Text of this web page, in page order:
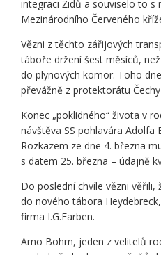
integraci Židů a souviselo to s
Mezinárodního Červeného
Vězni z těchto zářijových
táboře držení šest měsíců,
do plynových komor. Toho
převážně z protektorátu
Konec „poklidného“ života v
návštěva SS pohlavára Adolfa
Rozkazem ze dne 4. března
s datem 25. března – údajně
Do poslední chvíle vězni věřili,
do nového tábora
firma I.G.Farben.
Arno Bohm, jeden z velitelů